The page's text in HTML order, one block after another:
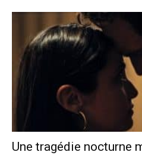
Une tragédie nocturne